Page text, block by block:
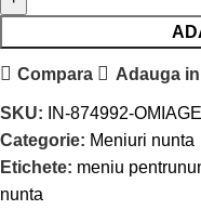
Compara Adauga
SKU:
IN-874992-OMIAGE
Categorie: Meniuri nunta
Etichete: meniu
nunta